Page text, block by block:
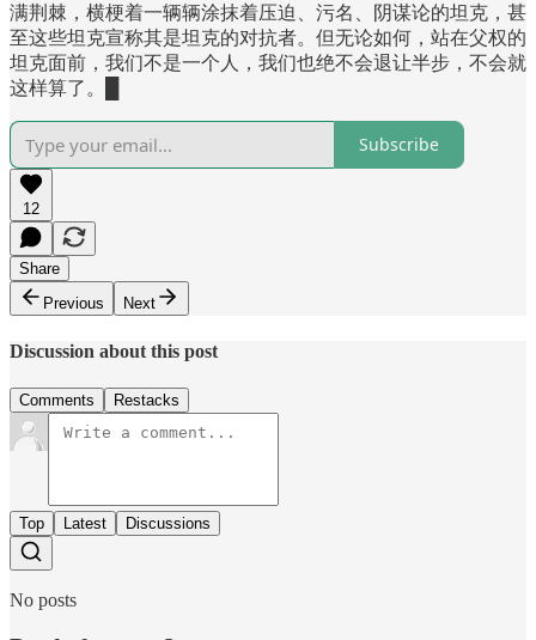
满荆棘，横梗着一辆辆涂抹着压迫、污名、阴谋论的坦克，甚
至这些坦克宣称其是坦克的对抗者。但无论如何，站在父权的
坦克面前，我们不是一个人，我们也绝不会退让半步，不会就
这样算了。█
Subscribe
12
Share
Previous
Next
Discussion about this post
Comments Restacks
Top Latest Discussions
No posts